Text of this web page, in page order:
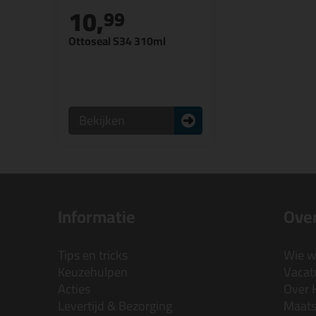
Ottoseal S34 310ml
10,99